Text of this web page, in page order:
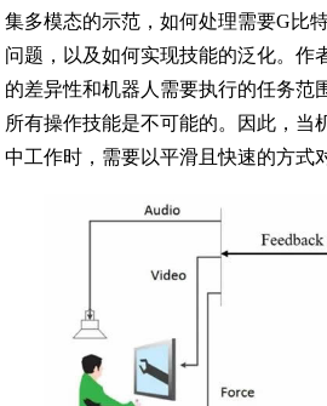
集多模态的示范，如何处理需要G比
问题，以及如何实现技能的泛化。作
的差异性和机器人需要执行的任务范
所有操作技能是不可能的。因此，当
中工作时，需要以平滑且快速的方式